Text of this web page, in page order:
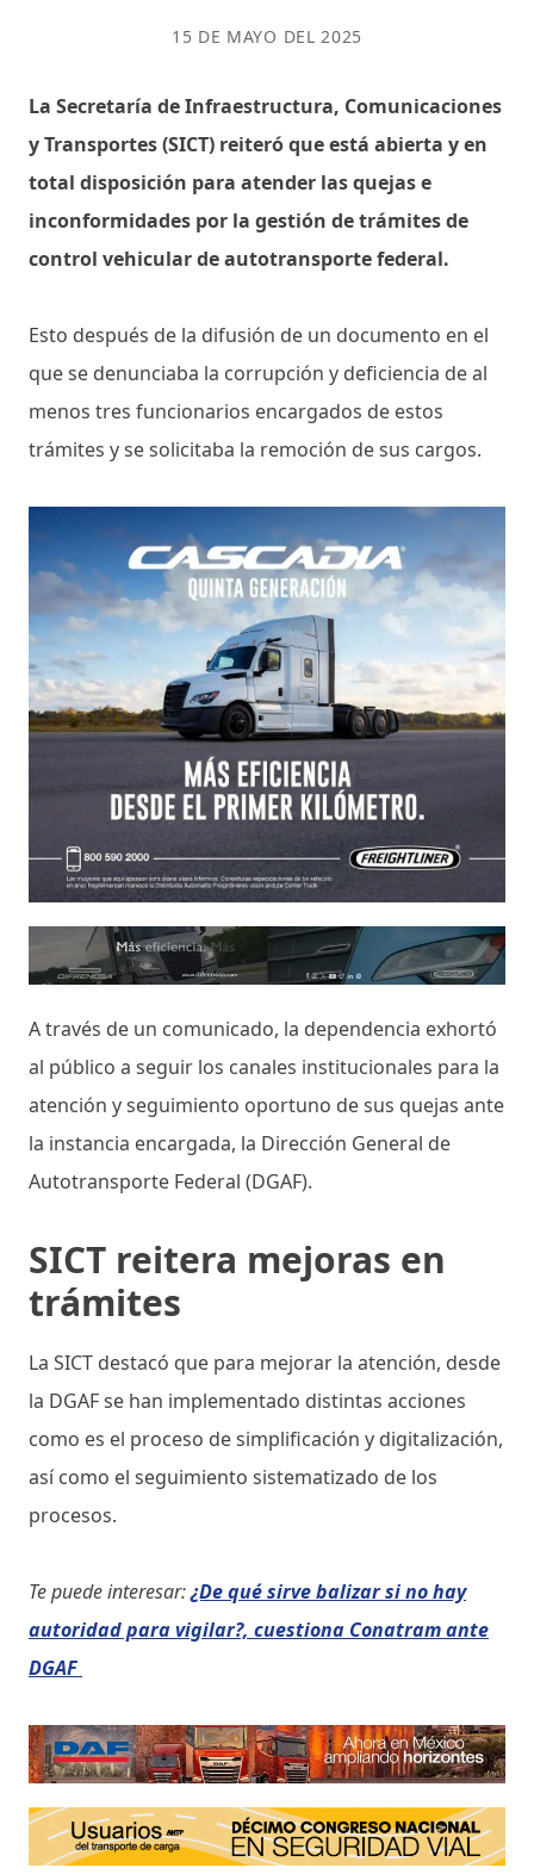
15 DE MAYO DEL 2025
La Secretaría de Infraestructura, Comunicaciones
y Transportes (SICT) reiteró que está abierta y en
total disposición para atender las quejas e
inconformidades por la gestión de trámites de
control vehicular de autotransporte federal.
Esto después de la difusión de un documento en el
que se denunciaba la corrupción y deficiencia de al
menos tres funcionarios encargados de estos
trámites y se solicitaba la remoción de sus cargos.
A través de un comunicado, la dependencia exhortó
al público a seguir los canales institucionales para la
atención y seguimiento oportuno de sus quejas ante
la instancia encargada, la Dirección General de
Autotransporte Federal (DGAF).
SICT reitera mejoras en
trámites
La SICT destacó que para mejorar la atención, desde
la DGAF se han implementado distintas acciones
como es el proceso de simplificación y digitalización,
así como el seguimiento sistematizado de los
procesos.
Te puede interesar:¿De qué sirve balizar si no hay
autoridad para vigilar?, cuestiona Conatram ante
DGAF